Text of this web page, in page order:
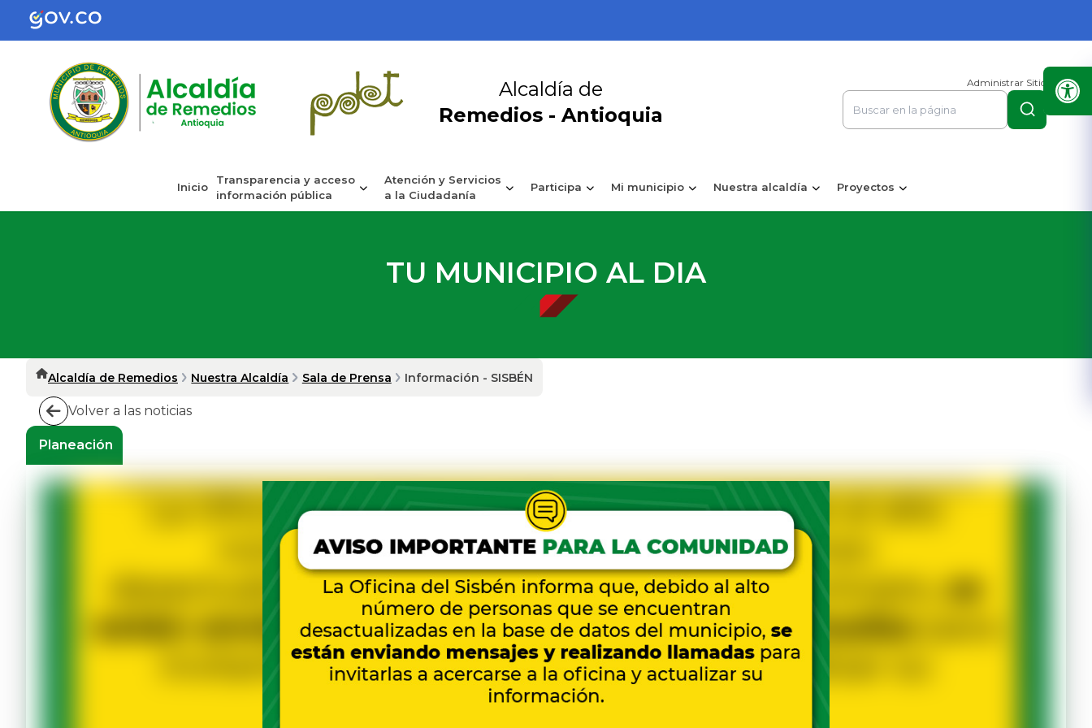
Alcaldía de
Remedios - Antioquia
Administrar Sitio
Inicio
Transparencia y acceso
información pública
Atención y Servicios
a la Ciudadanía
Participa Mi municipio Nuestra alcaldía Proyectos
TU MUNICIPIO AL DIA
Alcaldía de Remedios Nuestra Alcaldía Sala de Prensa Información - SISBÉN
Volver a las noticias
Planeación